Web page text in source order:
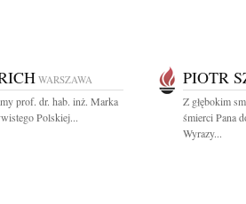
WARSZAWA
prof. dr. hab. inż. Marka
Polskiej...
PIOTR
Z głębokim
śmierci Pana
Wyrazy...